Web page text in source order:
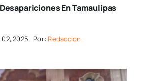
En Tamaulipas
2025 Por: Redaccion